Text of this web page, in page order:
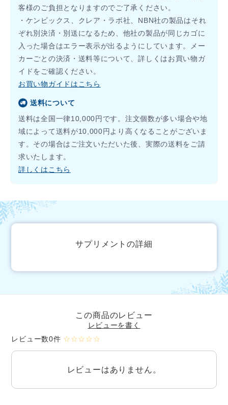
客様のご負担となりますのでご了承ください。
・ケンビックス、クレア・ラボ社、NBN社の製品はそれ
ぞれ別決済・別送になるため、他社の製品が同じカゴに
入った場合はエラー表示が出るようにしています。メー
カーごとの決済・送料等について、詳しくはお買い物ガ
イドをご確認ください。
お買い物ガイドはこちら
送料について
送料は全国一律10,000円です。注文個数が多い場合や地
域によって送料が10,000円より高くなることがございま
す。その場合はご注文いただいた後、実際の送料をご請
求いたします。
詳しくはこちら
サプリメントの詳細
この商品のレビュー
レビューを書く
レビュー数0件 ☆☆☆☆☆
レビューはありません。